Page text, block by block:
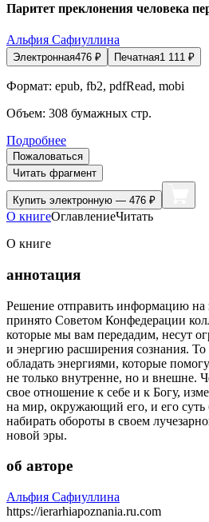
Паритет преклонения человека
Альфия Сафиуллина
Электронная476 ₽ Печатная1 111 ₽
Формат: epub, fb2, pdfRead, mobi
Объем: 308 бумажных стр.
Подробнее
Пожаловаться
Читать фрагмент
Купить электронную — 476 ₽
О книгеОглавлениеЧитать
О книге
аннотация
Решение отправить информацию на
принято Советом Конфедерации
которые мы вам передадим, несут
и энергию расширения сознания. То
обладать энергиями, которые
не только внутренне, но и внешне.
свое отношение к себе и к Богу,
на мир, окружающий его, и его суть
набирать обороты в своем
новой эры.
об авторе
Альфия Сафиуллина
https://ierarhiapoznania.ru.com